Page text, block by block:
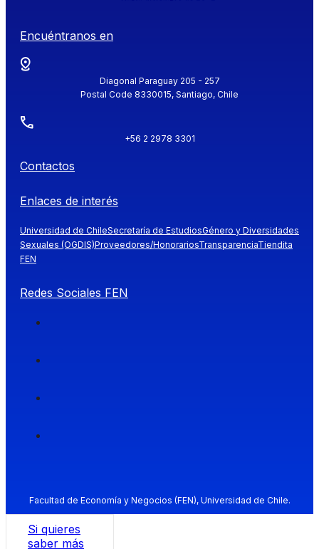
Encuéntranos en
Diagonal Paraguay 205 - 257
Postal Code 8330015, Santiago, Chile
+56 2 2978 3301
Contactos
Enlaces de interés
Universidad de ChileSecretaría de EstudiosGénero y Diversidades
Sexuales (OGDIS)Proveedores/HonorariosTransparenciaTiendita
FEN
Redes Sociales FEN
Facultad de Economía y Negocios (FEN), Universidad de Chile.
Si quieres
saber más